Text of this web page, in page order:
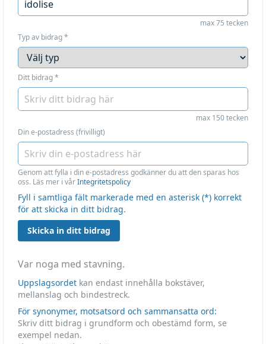
max 75 tecken
Typ av bidrag*
Ditt bidrag*
max 150 tecken
Din e-postadress (frivilligt)
Genom att fylla i din e-postadress godkänner du att den sparas hos
oss. Läs mer i vårIntegritetspolicy
Fyll i samtliga fält markerade med en asterisk (*) korrekt
för att skicka in ditt bidrag.
Skicka in ditt bidrag
Var noga med stavning.
Uppslagsordet kan endast innehålla bokstäver,
mellanslag och bindestreck.
För synonymer, motsatsord och sammansatta ord:
Skriv ditt bidrag i grundform och obestämd form, se
exempel nedan.